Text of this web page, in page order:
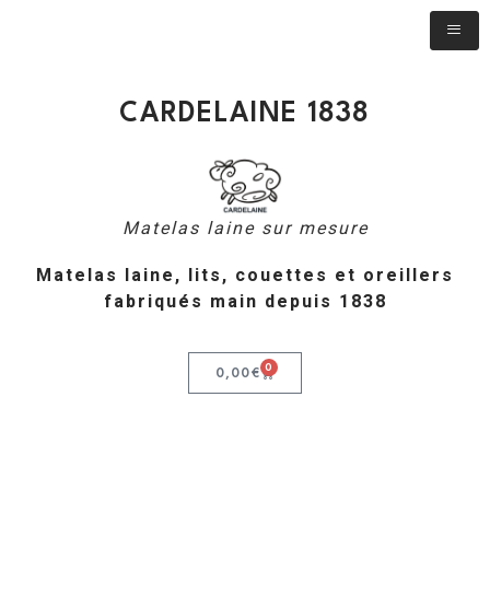
CARDELAINE 1838
Matelas laine sur mesure
Matelas laine, lits, couettes et oreillers
fabriqués main depuis 1838
0,00€ 0